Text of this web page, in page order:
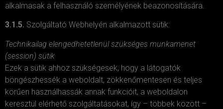
alkalmasak a felhasználó személyének beazonosítására.
3.1.5. Szolgáltató Webhelyén alkalmazott sütik:
Technikailag elengedhetetlenül szükséges munkamenet
(session) sütik
Ezek a sütik ahhoz szükségesek, hogy a látogatók
böngészhessék a weboldalt, zökkenőmentesen és teljes
körűen használhassák annak funkcióit, a weboldalon
keresztül elérhető szolgáltatásokat, így – többek között –